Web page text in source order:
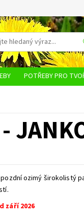
POTŘEBY PRO
ozimý širokolistý
září 2026